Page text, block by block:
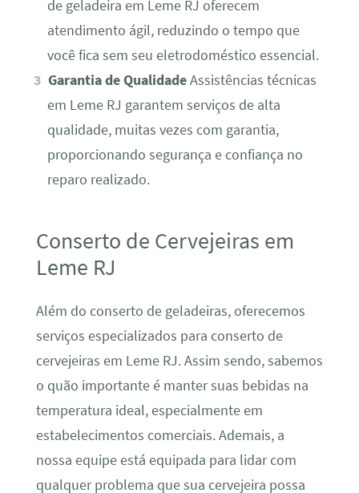
de geladeira em Leme RJ oferecem
atendimento ágil, reduzindo o tempo que
você fica sem seu eletrodoméstico essencial.
Garantia de QualidadeAssistências técnicas
em Leme RJ garantem serviços de alta
qualidade, muitas vezes com garantia,
proporcionando segurança e confiança no
reparo realizado.
Conserto de Cervejeiras em
Leme RJ
Além do conserto de geladeiras, oferecemos
serviços especializados para conserto de
cervejeiras em Leme RJ. Assim sendo, sabemos
o quão importante é manter suas bebidas na
temperatura ideal, especialmente em
estabelecimentos comerciais. Ademais, a
nossa equipe está equipada para lidar com
qualquer problema que sua cervejeira possa